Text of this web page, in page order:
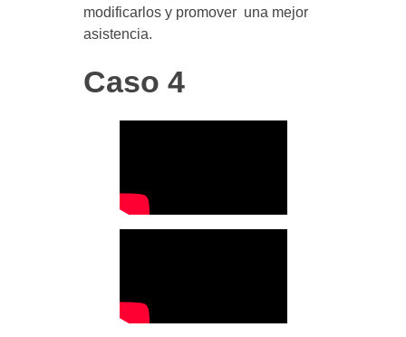
modificarlos y promover una mejor
asistencia.
Caso 4